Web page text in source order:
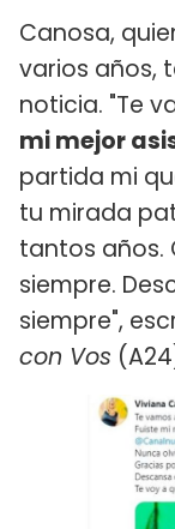
Canosa,
varios años,
noticia. "Te
mi mejor
partida mi
tu mirada
tantos años.
siempre.
siempre",
con Vos